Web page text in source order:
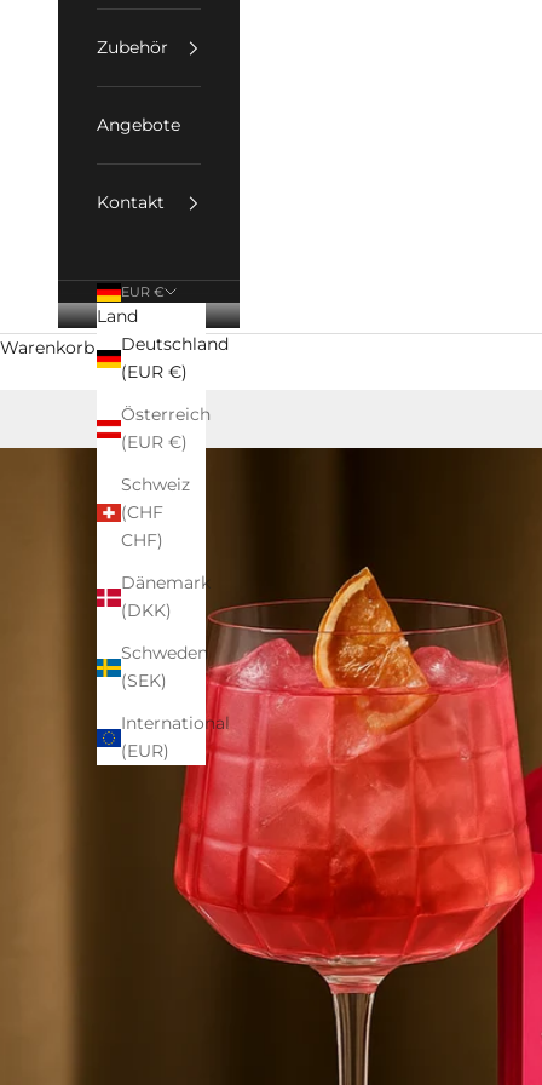
Zubehör
Angebote
Kontakt
EUR €
Land
Deutschland
(EUR €)
Österreich
(EUR €)
Schweiz
(CHF
CHF)
Dänemark
(DKK)
Schweden
(SEK)
International
(EUR)
Warenkorb